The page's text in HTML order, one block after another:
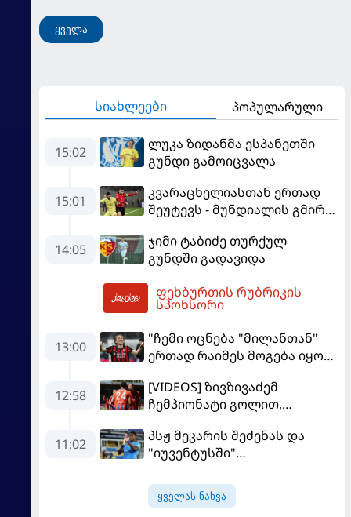
ყველა
სიახლეები პოპულარული
15:02
ლუკა ზიდანმა ესპანეთში
გუნდი გამოიცვალა
15:01
კვარაცხელიასთან ერთად
შეუტევს - მუნდიალის გმირი
გახდება
14:05
ჯიმი ტაბიძე თურქულ
გუნდში გადავიდა
ფეხბურთის რუბრიკის
სპონსორი
13:00
"ჩემი ოცნება "მილანთან"
ერთად რაიმეს მოგება იყო" -
თავის მისიაზე ისაუბრა
12:58
[VIDEOS] ზივზივაძემ
ჩემპიონატი გოლით,
გამარჯვებით დაიწყო
11:02
პსჟ მეკარის შეძენას და
"იუვენტუსში"
ყველას ნახვა